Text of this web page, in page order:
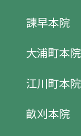
諫早本院
大浦町本院
江川町本院
畝刈本院